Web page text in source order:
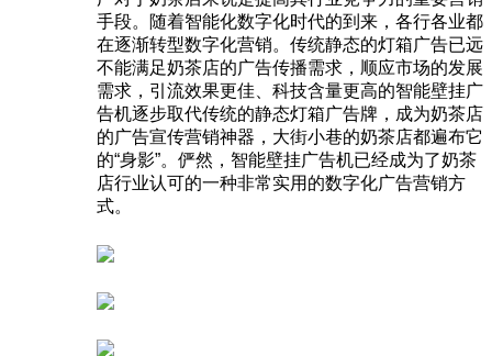
手段。随着智能化数字化时代的到来，各行各业都
在逐渐转型数字化营销。传统静态的灯箱广告已远
不能满足奶茶店的广告传播需求，顺应市场的发展
需求，引流效果更佳、科技含量更高的智能壁挂广
告机逐步取代传统的静态灯箱广告牌，成为奶茶店
的广告宣传营销神器，大街小巷的奶茶店都遍布它
的“身影”。俨然，智能壁挂广告机已经成为了奶茶
店行业认可的一种非常实用的数字化广告营销方
式。